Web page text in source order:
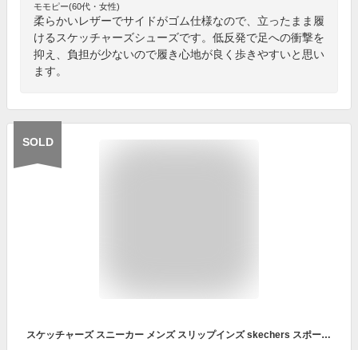
モモピー(60代・女性)
柔らかいレザーでサイドがゴム仕様なので、立ったまま履
けるスケッチャーズシューズです。低反発で足への衝撃を
抑え、負担が少ないので履き心地が良く歩きやすいと思い
ます。
SOLD
スケッチャーズ スニーカー メンズ スリップインズ skechers スポーツ シューズ カジュアル ファッション 靴 ゴー ウォーク フレックス GO WALK FLEX - NO HANDS 216491 BKGY 黒